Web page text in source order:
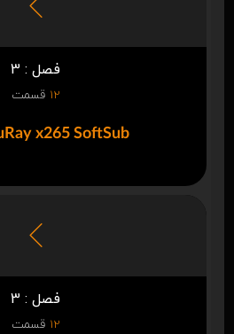
فصل : 3
12 قسمت
x265 SoftSub
فصل : 3
12 قسمت